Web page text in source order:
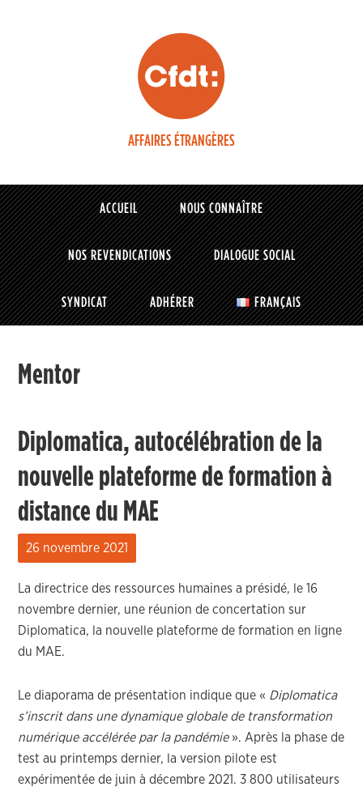
AFFAIRES ÉTRANGÈRES
ACCUEIL NOUS CONNAÎTRE
NOS REVENDICATIONS DIALOGUE SOCIAL
SYNDICAT ADHÉRER FRANÇAIS
Mentor
Diplomatica, autocélébration de la
nouvelle plateforme de formation à
distance du MAE
26 novembre 2021
La directrice des ressources humaines a présidé, le 16
novembre dernier, une réunion de concertation sur
Diplomatica, la nouvelle plateforme de formation en ligne
du MAE.
Le diaporama de présentation indique que « Diplomatica
s’inscrit dans une dynamique globale de transformation
numérique accélérée par la pandémie». Après la phase de
test au printemps dernier, la version pilote est
expérimentée de juin à décembre 2021. 3 800 utilisateurs